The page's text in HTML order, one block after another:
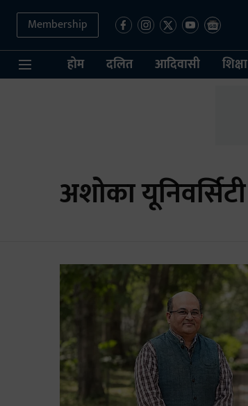
Membership
होम दलित आदिवासी शिक्षा
अशोका यूनिवर्सिटी